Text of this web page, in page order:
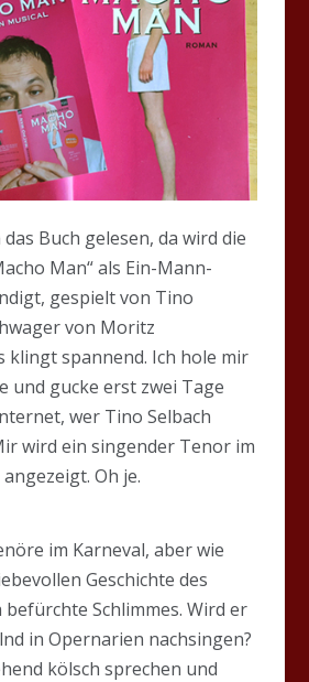
Buch gelesen, da wird die
Man“ als Ein-Mann-
gespielt von Tino
von Moritz
klingt spannend. Ich hole mir
und gucke erst zwei Tage
wer Tino Selbach
wird ein singender Tenor im
Oh je.
im Karneval, aber wie
Geschichte des
befürchte Schlimmes. Wird er
in Opernarien nachsingen?
kölsch sprechen und